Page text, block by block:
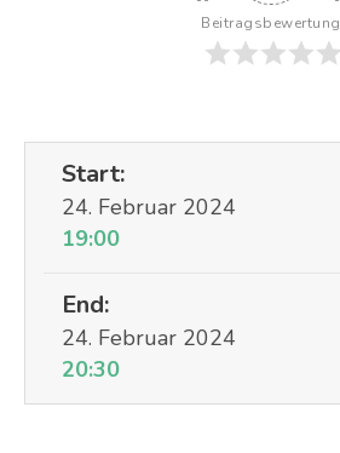
Beitragsbewertung
Start:
24. Februar 2024
19:00
End:
24. Februar 2024
20:30